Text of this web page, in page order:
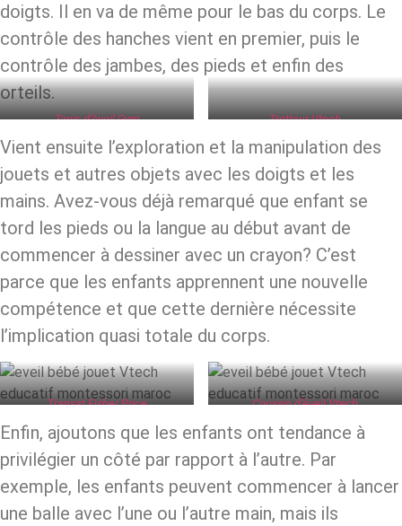
doigts. Il en va de même pour le bas du corps. Le
contrôle des hanches vient en premier, puis le
contrôle des jambes, des pieds et enfin des
orteils.
Tapis d’éveil Gym Trotteur Vtech
Vient ensuite l’exploration et la manipulation des
jouets et autres objets avec les doigts et les
mains. Avez-vous déjà remarqué que enfant se
tord les pieds ou la langue au début avant de
commencer à dessiner avec un crayon? C’est
parce que les enfants apprennent une nouvelle
compétence et que cette dernière nécessite
l’implication quasi totale du corps.
Transat Fisher Price Coussin d’éveil Vtech
Enfin, ajoutons que les enfants ont tendance à
privilégier un côté par rapport à l’autre. Par
exemple, les enfants peuvent commencer à lancer
une balle avec l’une ou l’autre main, mais ils